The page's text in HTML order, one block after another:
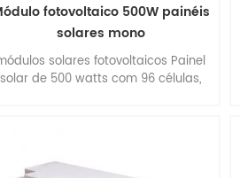
fotovoltaico 500W painéis
solares mono
solares fotovoltaicos Painel
solar de 500 watts com 96 células,